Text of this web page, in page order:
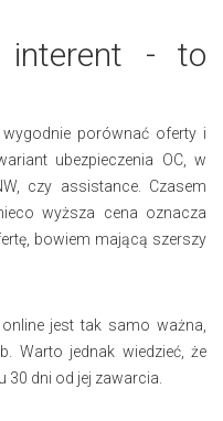
- to
porównać oferty i
ubezpieczenia OC, w
czy assistance. Czasem
wyższa cena oznacza
bowiem mającą szerszy
jest tak samo ważna,
Warto jednak wiedzieć, że
dni od jej zawarcia.